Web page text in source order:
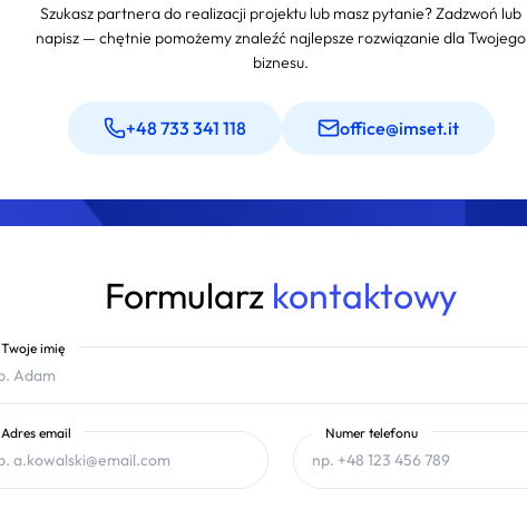
Szukasz partnera do realizacji projektu lub masz pytanie? Zadzwoń lub
napisz — chętnie pomożemy znaleźć najlepsze rozwiązanie dla Twojego
biznesu.
+48 733 341 118 office@imset.it
Formularz kontaktowy
Twoje imię
Adres email Numer telefonu